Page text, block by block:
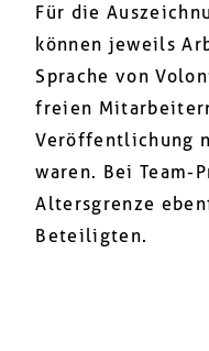
Für die
können jeweils
Sprache von
freien
Veröffentlichung
waren. Bei Team-
Altersgrenze
Beteiligten.